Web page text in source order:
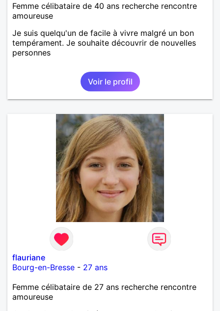
Femme célibataire de 40 ans recherche rencontre
amoureuse
Je suis quelqu'un de facile à vivre malgré un bon
tempérament. Je souhaite découvrir de nouvelles
personnes
Voir le profil
flauriane
Bourg-en-Bresse - 27 ans
Femme célibataire de 27 ans recherche rencontre
amoureuse